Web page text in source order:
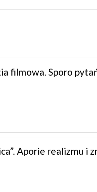
filmowa. Sporo
Aporie realizmu i